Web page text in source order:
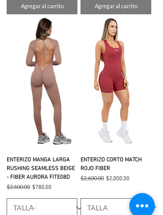
Agregar al carrito Agregar al carrito
ENTERIZO MANGA LARGA
RUSHING SEAMLESS BEIGE
- FIBER AURORA FITE08D
Precio
$2,600.00 Precio de oferta
$780.00
ENTERIZO CORTO MATCH
ROJO FIBER
Precio
$2,600.00 Precio de oferta
$2,000.00